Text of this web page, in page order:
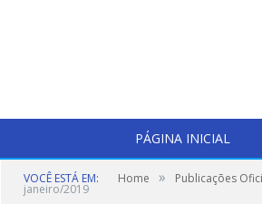
PÁGINA INICIAL
VOCÊ ESTÁ EM: Home » Publicações
janeiro/2019